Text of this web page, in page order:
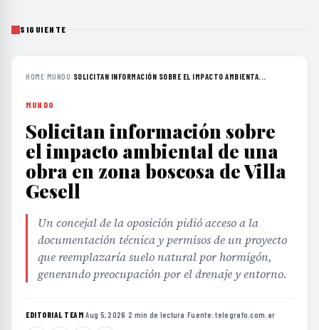
SIGUIENTE
HOME›MUNDO› SOLICITAN INFORMACIÓN SOBRE EL IMPACTO AMBIENTA...
MUNDO
Solicitan información sobre
el impacto ambiental de una
obra en zona boscosa de Villa
Gesell
Un concejal de la oposición pidió acceso a la
documentación técnica y permisos de un proyecto
que reemplazaría suelo natural por hormigón,
generando preocupación por el drenaje y entorno.
EDITORIAL TEAM·Aug 5, 2026 ·2 min de lectura ·Fuente:telegrafo.com.ar